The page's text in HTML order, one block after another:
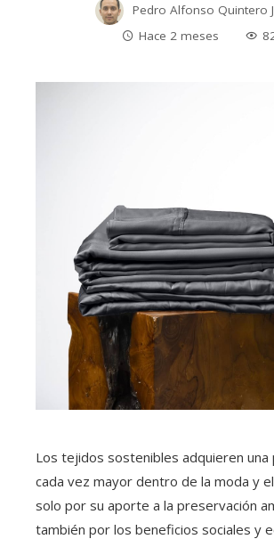
Pedro Alfonso Quintero
Hace 2 meses
Los tejidos sostenibles adquieren una
cada vez mayor dentro de la moda y
solo por su aporte a la preservación
también por los beneficios sociales y